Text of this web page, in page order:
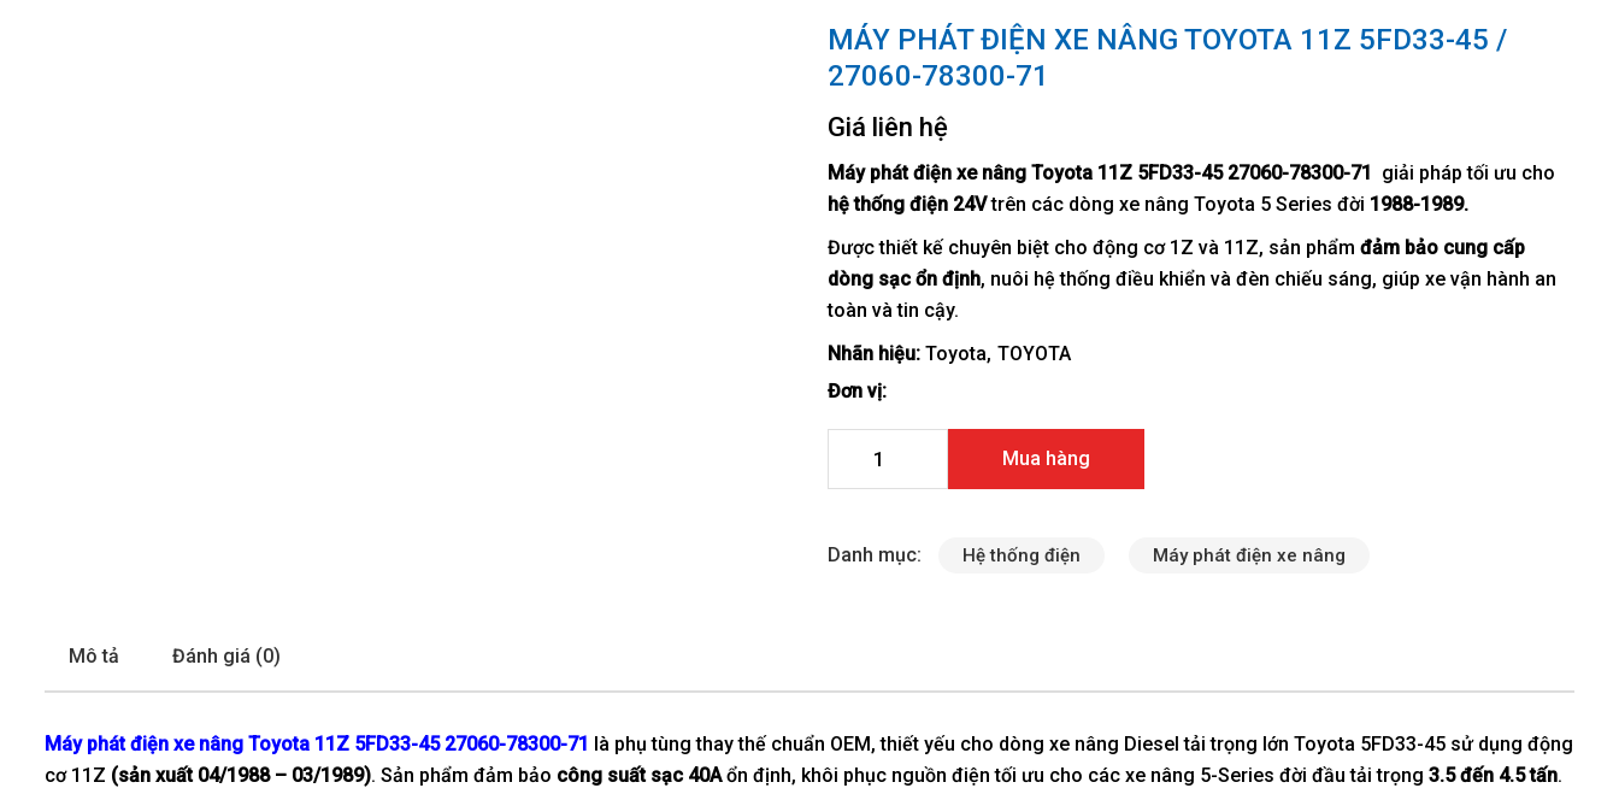
MÁY PHÁT ĐIỆN XE NÂNG TOYOTA 11Z 5FD33-45 /
27060-78300-71
Giá liên hệ
Máy phát điện xe nâng Toyota 11Z 5FD33-45 27060-78300-71 giải pháp tối ưu cho
hệ thống điện 24Vtrên các dòng xe nâng Toyota 5 Series đời 1988-1989.
Được thiết kế chuyên biệt cho động cơ 1Z và 11Z, sản phẩm đảm bảo cung cấp
dòng sạc ổn định, nuôi hệ thống điều khiển và đèn chiếu sáng, giúp xe vận hành an
toàn và tin cậy.
Nhãn hiệu: Toyota TOYOTA
Đơn vị:
Mua hàng
Danh mục: Hệ thống điện Máy phát điện xe nâng
Mô tả Đánh giá (0)
Máy phát điện xe nâng Toyota 11Z 5FD33-4527060-78300-71 là phụ tùng thay thế chuẩn OEM, thiết yếu cho dòng xe nâng Diesel tải trọng lớn Toyota 5FD33-45 sử dụng động
cơ 11Z (sản xuất 04/1988 – 03/1989). Sản phẩm đảm bảo công suất sạc 40Aổn định, khôi phục nguồn điện tối ưu cho các xe nâng 5-Series đời đầu tải trọng 3.5 đến 4.5 tấn.